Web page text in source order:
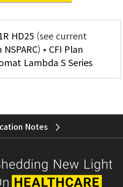
HD25 (see current
)
CFI Plan
Lambda S Series
Notes